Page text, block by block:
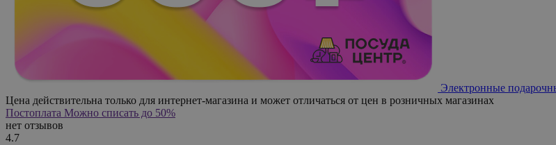
Электронные
Цена действительна только для интернет-магазина и может отличаться от цен в розничных магазинах
Постоплата Можно списать до 50%
нет отзывов
4.7